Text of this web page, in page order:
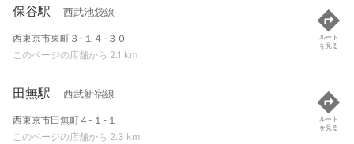
保谷駅 西武池袋線
西東京市東町３-１４-３０
このページの店舗から 2.1 km
ルート
を見る
田無駅 西武新宿線
西東京市田無町４-１-１
このページの店舗から 2.3 km
ルート
を見る